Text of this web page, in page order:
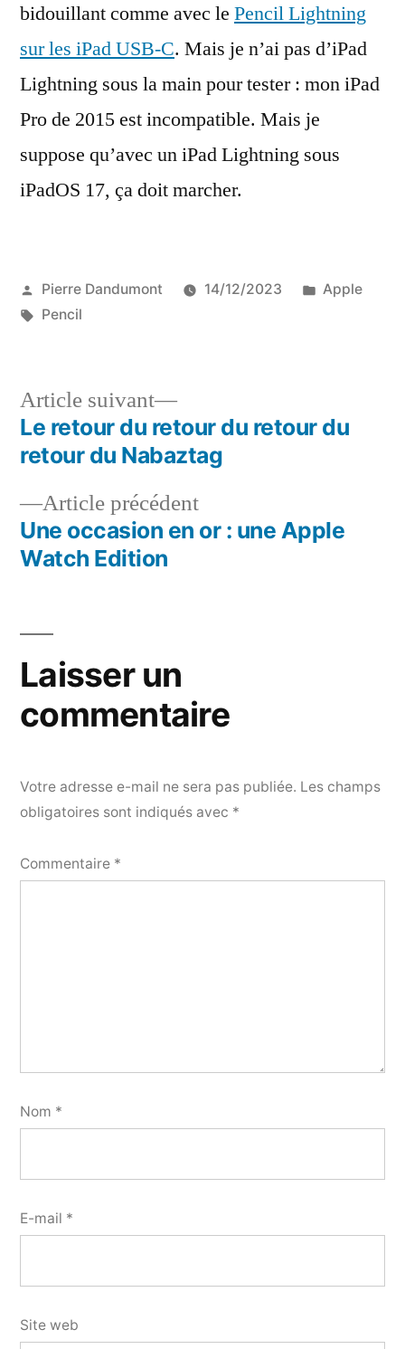
bidouillant comme avec le Pencil Lightning
sur les iPad USB-C. Mais je n’ai pas d’iPad
Lightning sous la main pour tester : mon iPad
Pro de 2015 est incompatible. Mais je
suppose qu’avec un iPad Lightning sous
iPadOS 17, ça doit marcher.
Publié
par
Pierre Dandumont 14/12/2023
Publié
Apple
Étiquettes :
Pencil
Navigation
l’article
Article précédentArticle
précédent :
Une occasion en or : une Apple
Watch Edition
Article suivant
Article
suivant :
Le retour du retour du retour du
retour du Nabaztag
Laisser un
commentaire
Votre adresse e-mail ne sera pas publiée. Les champs
obligatoires sont indiqués avec *
Commentaire *
Nom *
E-mail *
Site web